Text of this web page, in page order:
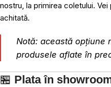
nostru, la primirea coletului.
achitată.
Notă: această opțiune
produsele aflate în
🏪 Plata în